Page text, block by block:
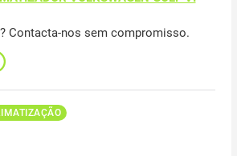
Contacta-nos sem compromisso.